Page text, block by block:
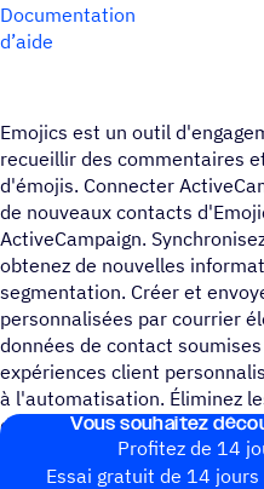
Documentation
d’aide
Emojics est un outil
recueillir des commentaires
d'émojis. Connecter
de nouveaux contacts
ActiveCampaign.
obtenez de nouvelles
segmentation. Créer et
personnalisées par courrier
données de contact
expériences client
à l'automatisation. Éliminez
données et supprimez le
Vous souhai­tez
Profitez de 14
Essai gratuit de 14